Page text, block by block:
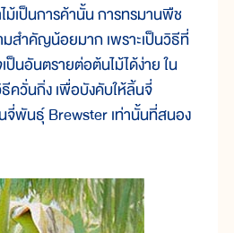
ป็นการค้านั้น การทรมานพืช
สำคัญน้อยมาก เพราะเป็นวิธีที่
ป็นอันตรายต่อต้นไม้ได้ง่าย ใน
ควั่นกิ่ง เพื่อบังคับให้ลิ้นจี่
พันธุ์ Brewster เท่านั้นที่สนอง